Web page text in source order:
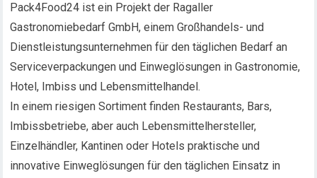
Pack4Food24 ist ein Projekt der Ragaller
Gastronomiebedarf GmbH, einem Großhandels- und
Dienstleistungsunternehmen für den täglichen Bedarf an
Serviceverpackungen und Einweglösungen in Gastronomie,
Hotel, Imbiss und Lebensmittelhandel.
In einem riesigen Sortiment finden Restaurants, Bars,
Imbissbetriebe, aber auch Lebensmittelhersteller,
Einzelhändler, Kantinen oder Hotels praktische und
innovative Einweglösungen für den täglichen Einsatz in